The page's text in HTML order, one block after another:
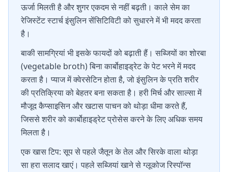
ऊर्जा मिलती है और शुगर एकदम से नहीं बढ़ती। काले सेम का
रेजिस्टेंट स्टार्च इंसुलिन सेंसिटिविटी को सुधारने में भी मदद करता
है।
बाकी सामग्रियां भी इसके फायदों को बढ़ाती हैं। सब्जियों का शोरबा
(vegetable broth) बिना कार्बोहाइड्रेट के पेट भरने में मदद
करता है। प्याज में क्वेरसेटिन होता है, जो इंसुलिन के प्रति शरीर
की प्रतिक्रिया को बेहतर बना सकता है। हरी मिर्च और साल्सा में
मौजूद कैप्साइसिन और खटास पाचन को थोड़ा धीमा करते हैं,
जिससे शरीर को कार्बोहाइड्रेट प्रोसेस करने के लिए अधिक समय
मिलता है।
एक खास टिप: सूप से पहले जैतून के तेल और सिरके वाला थोड़ा
सा हरा सलाद खाएं। पहले सब्जियां खाने से ग्लूकोज रिस्पॉन्स